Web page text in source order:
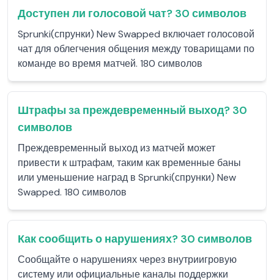
Доступен ли голосовой чат? 30 символов
Sprunki(спрунки) New Swapped включает голосовой
чат для облегчения общения между товарищами по
команде во время матчей. 180 символов
Штрафы за преждевременный выход? 30
символов
Преждевременный выход из матчей может
привести к штрафам, таким как временные баны
или уменьшение наград в Sprunki(спрунки) New
Swapped. 180 символов
Как сообщить о нарушениях? 30 символов
Сообщайте о нарушениях через внутриигровую
систему или официальные каналы поддержки